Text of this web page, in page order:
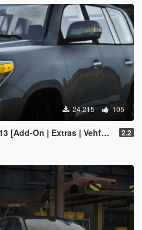
24 215 105
On | Extras | Vehfuncs V] 2.2